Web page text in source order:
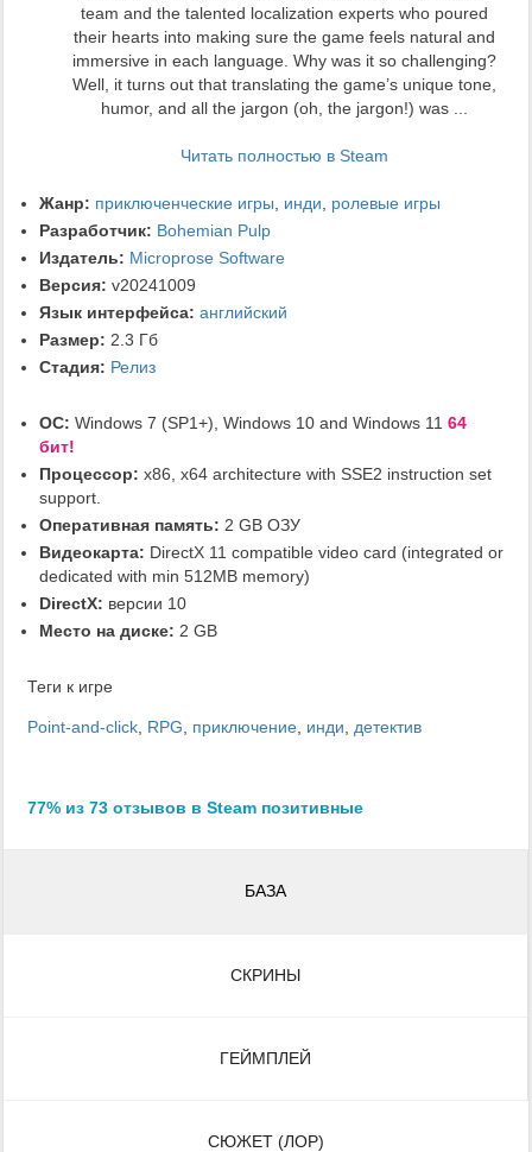
team and the talented localization experts who poured
their hearts into making sure the game feels natural and
immersive in each language. Why was it so challenging?
Well, it turns out that translating the game’s unique tone,
humor, and all the jargon (oh, the jargon!) was ...
Читать полностью в Steam
Жанр: приключенческие игры инди
ролевые игры
Разработчик: Bohemian Pulp
Издатель: Microprose Software
Версия: v20241009
Язык интерфейса: английский
Размер: 2.3 Гб
Стадия: Релиз
ОС: Windows 7 (SP1+), Windows 10 and Windows 11 64
бит!
Процессор: x86, x64 architecture with SSE2 instruction set
support.
Оперативная память: 2 GB ОЗУ
Видеокарта: DirectX 11 compatible video card (integrated or
dedicated with min 512MB memory)
DirectX: версии 10
Место на диске: 2 GB
Теги к игре
Point-and-click RPG приключение инди детектив
77% из 73 отзывов в Steam позитивные
БАЗА
СКРИНЫ
ГЕЙМПЛЕЙ
СЮЖЕТ (ЛОР)